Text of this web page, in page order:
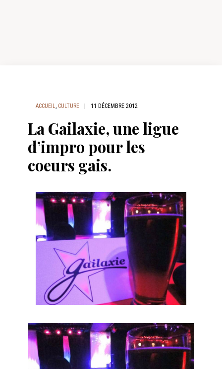
ACCUEIL, CULTURE 11 DÉCEMBRE 2012
La Gailaxie, une ligue
d’impro pour les
coeurs gais.